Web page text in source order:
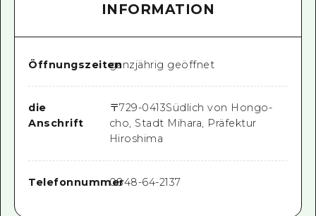
INFORMATION
Öffnungszeitenganzjährig geöffnet
die
Anschrift
〒729-0413Südlich von Hongo-
cho, Stadt Mihara, Präfektur
Hiroshima
Telefonnummer0848-64-2137